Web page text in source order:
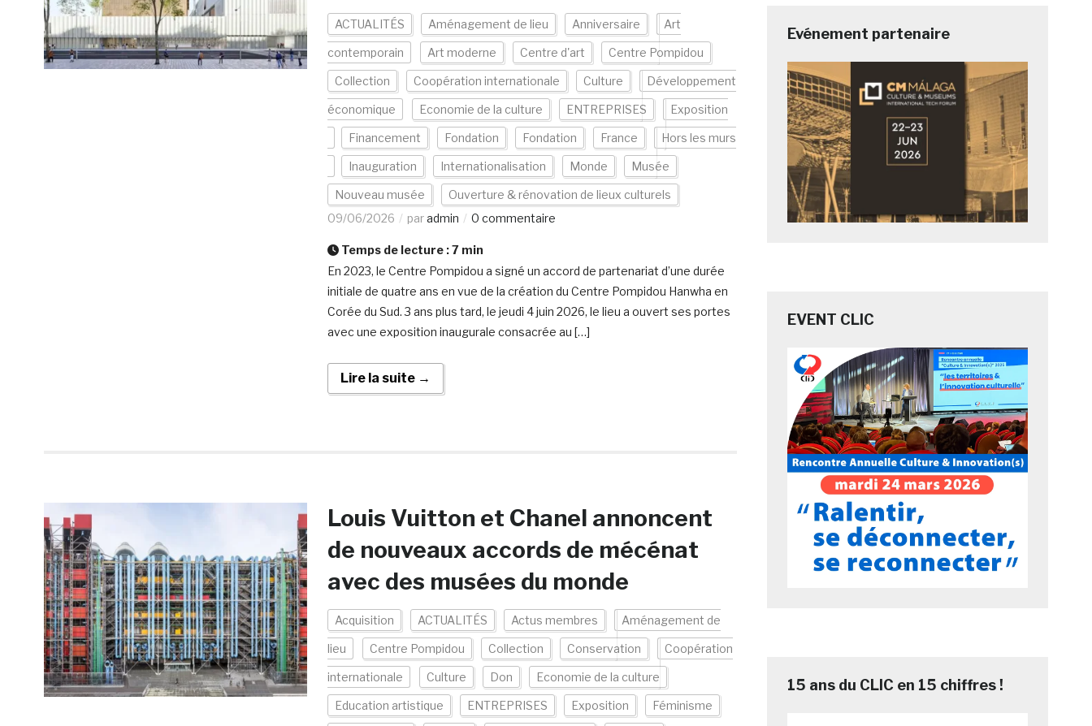
ACTUALITÉS Aménagement de lieu Anniversaire Art
contemporain Art moderne Centre d'art Centre Pompidou
Collection Coopération internationale Culture Développement
économique Economie de la culture ENTREPRISES Exposition
Financement Fondation Fondation France Hors les murs
Inauguration Internationalisation Monde Musée
Nouveau musée
Ouverture & rénovation de lieux culturels
09/06/2026
paradmin 0 commentaire
Temps de lecture :7 min
En 2023, le Centre Pompidou a signé un accord de partenariat d’une durée
initiale de quatre ans en vue de la création du Centre Pompidou Hanwha en
Corée du Sud. 3 ans plus tard, le jeudi 4 juin 2026, le lieu a ouvert ses portes
avec une exposition inaugurale consacrée au […]
Lire la suite →
Louis Vuitton et Chanel annoncent
de nouveaux accords de mécénat
avec des musées du monde
Acquisition ACTUALITÉS Actus membres Aménagement de
lieu Centre Pompidou Collection Conservation Coopération
internationale Culture Don Economie de la culture
Education artistique ENTREPRISES Exposition Féminisme
Evénement partenaire
EVENT CLIC
15 ans du CLIC en 15 chiffres !